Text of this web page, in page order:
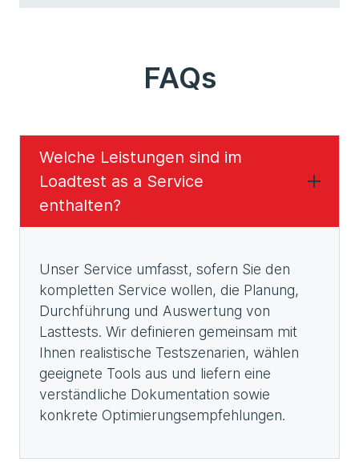
FAQs
Welche Leistungen sind im
Loadtest as a Service
enthalten?
Unser Service umfasst, sofern Sie den
kompletten Service wollen, die Planung,
Durchführung und Auswertung von
Lasttests. Wir definieren gemeinsam mit
Ihnen realistische Testszenarien, wählen
geeignete Tools aus und liefern eine
verständliche Dokumentation sowie
konkrete Optimierungsempfehlungen.